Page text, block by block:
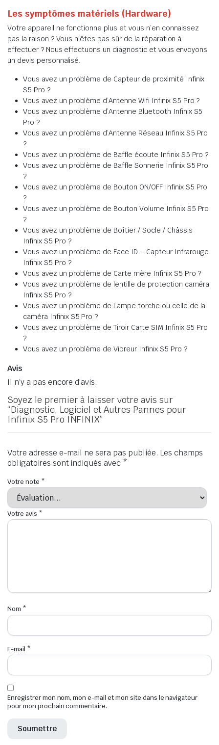
Les symptômes matériels (Hardware)
Votre appareil ne fonctionne plus et vous n’en connaissez
pas la raison ? Vous n’êtes pas sûr de la réparation à
effectuer ? Nous effectuons un diagnostic et vous envoyons
un devis personnalisé.
Vous avez un problème de Capteur de proximité Infinix
S5 Pro ?
Vous avez un problème d’Antenne Wifi Infinix S5 Pro ?
Vous avez un problème d’Antenne Bluetooth Infinix S5
Pro ?
Vous avez un problème d’Antenne Réseau Infinix S5 Pro
?
Vous avez un problème de Baffle écoute Infinix S5 Pro ?
Vous avez un problème de Baffle Sonnerie Infinix S5 Pro
?
Vous avez un problème de Bouton ON/OFF Infinix S5 Pro
?
Vous avez un problème de Bouton Volume Infinix S5 Pro
?
Vous avez un problème de Boîtier / Socle / Châssis
Infinix S5 Pro ?
Vous avez un problème de Face ID – Capteur Infrarouge
Infinix S5 Pro ?
Vous avez un problème de Carte mère Infinix S5 Pro ?
Vous avez un problème de lentille de protection caméra
Infinix S5 Pro ?
Vous avez un problème de Lampe torche ou celle de la
caméra Infinix S5 Pro ?
Vous avez un problème de Tiroir Carte SIM Infinix S5 Pro
?
Vous avez un problème de Vibreur Infinix S5 Pro ?
Avis
Il n’y a pas encore d’avis.
Soyez le premier à laisser votre avis sur
“Diagnostic, Logiciel et Autres Pannes pour
Infinix S5 Pro INFINIX”
Votre adresse e-mail ne sera pas publiée. Les champs
obligatoires sont indiqués avec *
Votre note *
Votre avis *
Nom *
E-mail *
Enregistrer mon nom, mon e-mail et mon site dans le navigateur
pour mon prochain commentaire.